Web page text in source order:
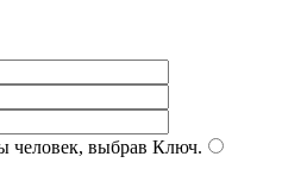
человек, выбрав Ключ.